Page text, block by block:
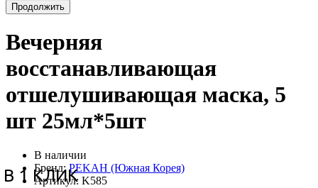
Продолжить
Вечерняя
восстанавливающая
отшелушивающая маска, 5
шт 25мл*5шт
В наличии
Бренд: PEKAH (Южная Корея)
Артикул: K585
1 КЛИК